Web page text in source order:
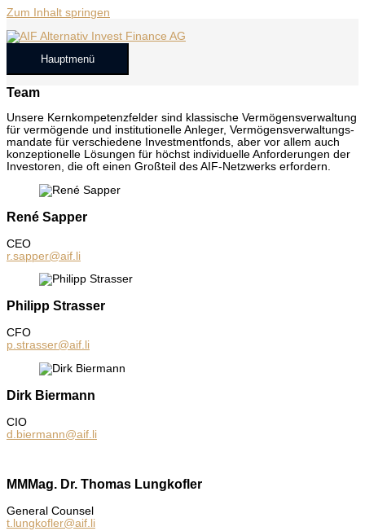
Zum Inhalt springen
Hauptmenü
Team
Unse­re Kern­kom­pe­tenz­fel­der sind klas­si­sche Ver­mö­gens­ver­wal­tung
für ver­mö­gen­de und insti­tu­tio­nel­le Anle­ger, Ver­mö­gens­ver­wal­tungs­
man­da­te für ver­schie­de­ne Invest­ment­fonds, aber vor allem auch
kon­zep­tio­nel­le Lösun­gen für höchst indi­vi­du­el­le Anfor­de­run­gen der
Inves­to­ren, die oft einen Groß­teil des AIF-Netz­werks erfor­dern.
René Sapper
CEO
r.sapper@aif.li
Philipp Strasser
CFO
p.strasser@aif.li
Dirk Biermann
CIO
d.biermann@aif.li
MMMag. Dr. Thomas Lungkofler
Gene­ral Coun­sel
t.lungkofler@aif.li